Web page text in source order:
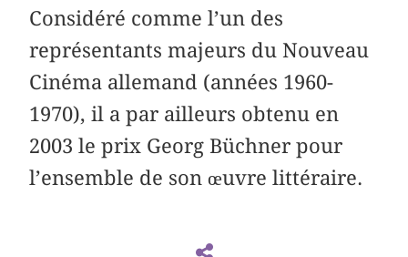
Considéré comme l’un des
représentants majeurs du Nouveau
Cinéma allemand (années 1960-
1970), il a par ailleurs obtenu en
2003 le prix Georg Büchner pour
l’ensemble de son œuvre littéraire.